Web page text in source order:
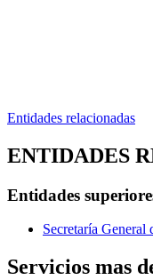
Entidades relacionadas
ENTIDADES
Entidades
Secretaría
Servicios mas